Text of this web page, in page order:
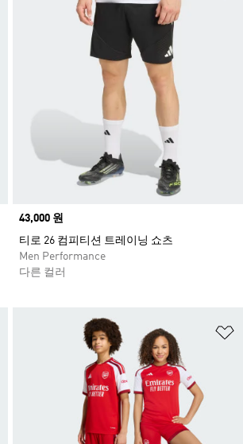
Price
43,000 원
티로 26 컴피티션 트레이닝 쇼츠
Men Performance
다른 컬러
위시리스트 담기